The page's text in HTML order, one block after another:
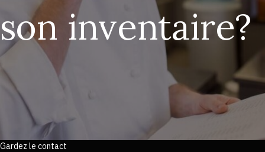
son inventaire?
Gardez le contact